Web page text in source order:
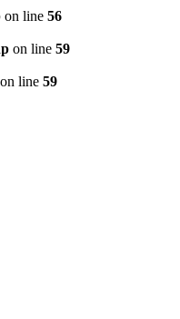
on line 56
on line 59
on line 59